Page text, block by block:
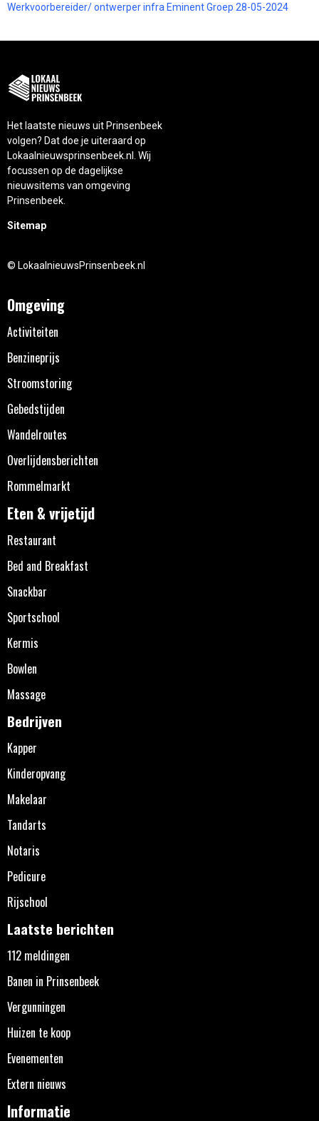
Werkvoorbereider/ ontwerper infra Eminent Groep 28-05-2024
Het laatste nieuws uit Prinsenbeek
volgen? Dat doe je uiteraard op
Lokaalnieuwsprinsenbeek.nl. Wij
focussen op de dagelijkse
nieuwsitems van omgeving
Prinsenbeek.
Sitemap
© LokaalnieuwsPrinsenbeek.nl
Omgeving
Activiteiten
Benzineprijs
Stroomstoring
Gebedstijden
Wandelroutes
Overlijdensberichten
Rommelmarkt
Eten & vrijetijd
Restaurant
Bed and Breakfast
Snackbar
Sportschool
Kermis
Bowlen
Massage
Bedrijven
Kapper
Kinderopvang
Makelaar
Tandarts
Notaris
Pedicure
Rijschool
Laatste berichten
112 meldingen
Banen in Prinsenbeek
Vergunningen
Huizen te koop
Evenementen
Extern nieuws
Informatie